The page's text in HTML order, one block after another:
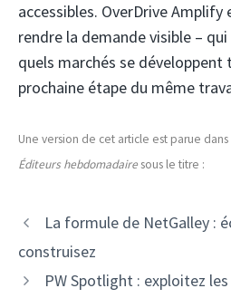
accessibles. OverDrive
rendre la demande visible –
quels marchés se
prochaine étape du même
Une version de cet article est parue
Éditeurs hebdomadairesous le titre :
La formule de NetGalley :
construisez
PW Spotlight : exploitez